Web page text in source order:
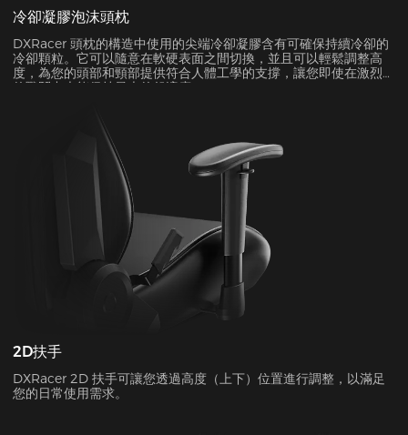
冷卻凝膠泡沫頭枕
DXRacer 頭枕的構造中使用的尖端冷卻凝膠含有可確保持續冷卻的
冷卻顆粒。它可以隨意在軟硬表面之間切換，並且可以輕鬆調整高
度，為您的頭部和頸部提供符合人體工學的支撐，讓您即使在激烈
的戰鬥中也能保持最大的舒適度。
2D扶手
DXRacer 2D 扶手可讓您透過高度（上下）位置進行調整，以滿足
您的日常使用需求。